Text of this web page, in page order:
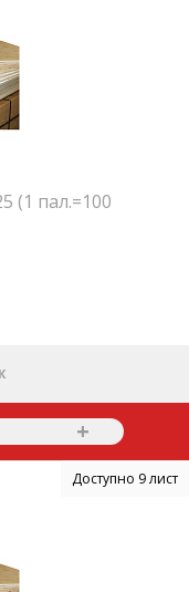
(1 пал.=100
+
Доступно 9 лист